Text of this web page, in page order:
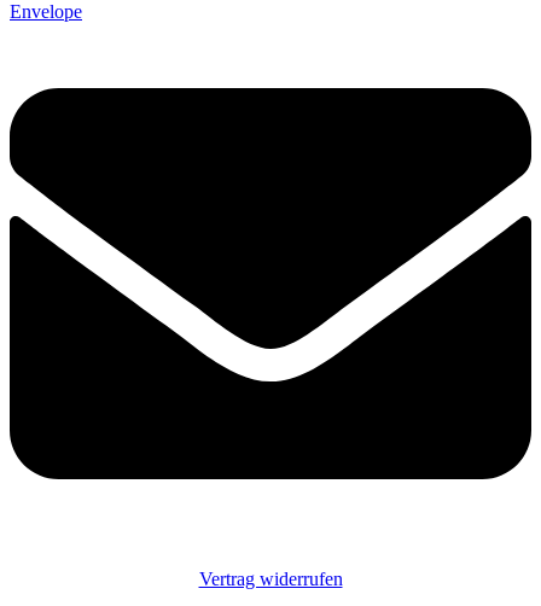
Envelope
Vertrag widerrufen